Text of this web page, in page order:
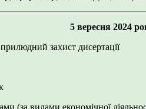
5 вересня2024
захист дисертації